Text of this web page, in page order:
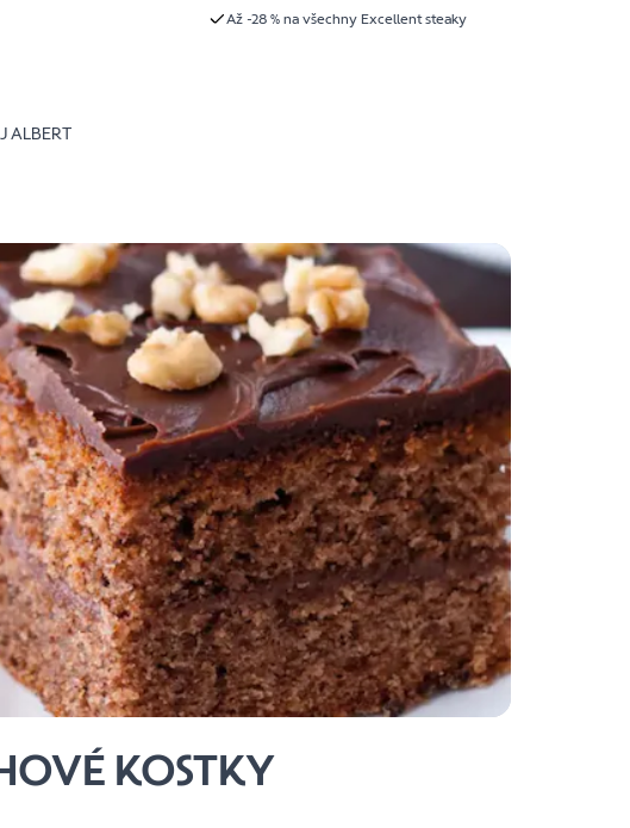
Až -28 % na všechny Excellent steaky
ALBERT
KOSTKY